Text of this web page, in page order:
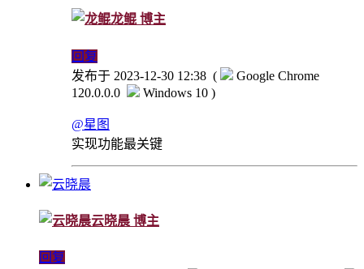
龙鲲 博主
回复
发布于 2023-12-30 12:38 (
Google Chrome
120.0.0.0
Windows 10 )
@星图
实现功能最关键
云晓晨 博主
回复